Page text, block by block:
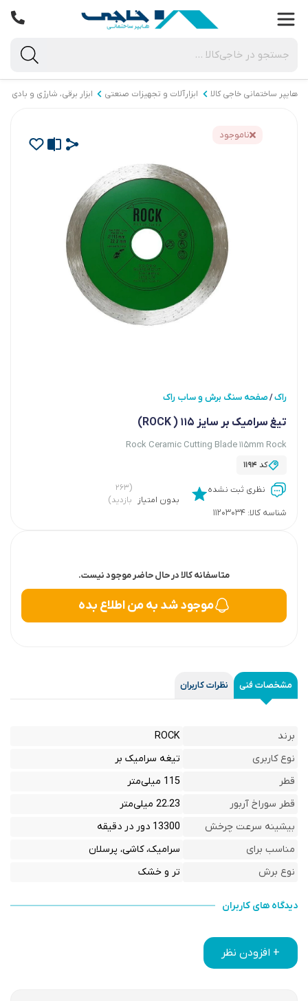
هایپر ساختمانی خاجی‌ کالا ابزارآلات و تجهیزات صنعتی ابزار برقی، شارژی و بادی
ناموجود
راک/صفحه سنگ برش و ساب راک
تیغ سرامیک بر سایز 115 ( ROCK)
Rock Ceramic Cutting Blade 115mm Rock
کد 1194
نظری ثبت نشده
بدون امتیاز
(۲۶۳
بازدید)
شناسه کالا: 11203034
متاسفانه کالا در حال حاضر موجود نیست.
موجود شد به من اطلاع بده
مشخصات فنی نظرات کاربران
برند
ROCK
نوع کاربری
تیغه سرامیک بر
قطر
115 میلی‌متر
قطر سوراخ آربور
22.23 میلی‌متر
بیشینه سرعت چرخش
13300 دور در دقیقه
مناسب برای
سرامیک، کاشی، پرسلان
نوع برش
تر و خشک
دیدگاه های کاربران
+ افزودن نظر